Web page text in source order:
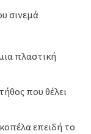
σινεμά
πλαστική
που θέλει
επειδή το